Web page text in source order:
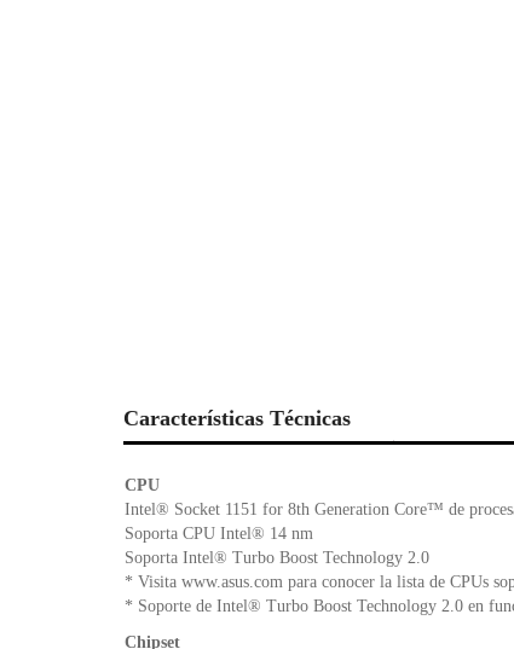
Características Técnicas
CPU
Intel® Socket 1151 for 8th Generation Core™ de
Soporta CPU Intel® 14 nm
Soporta Intel® Turbo Boost Technology 2.0
* Visita www.asus.com para conocer la lista de CPUs
* Soporte de Intel® Turbo Boost Technology 2.0 en
Chipset